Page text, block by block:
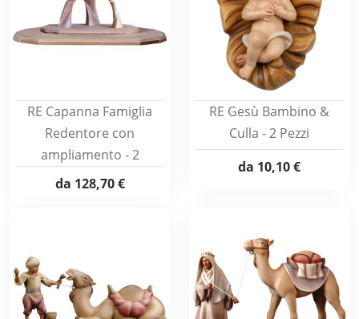
RE Capanna Famiglia
Redentore con
ampliamento - 2
da 128,70 €
RE Gesù Bambino &
Culla - 2 Pezzi
da 10,10 €